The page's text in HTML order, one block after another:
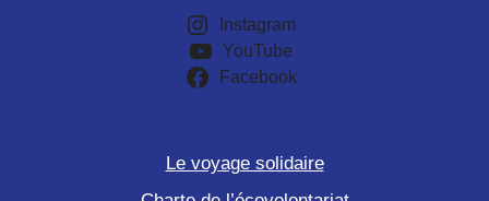
Instagram
YouTube
Facebook
Le voyage solidaire